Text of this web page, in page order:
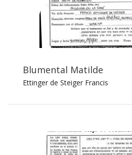
Blumental Matilde
Ettinger de Steiger Francis